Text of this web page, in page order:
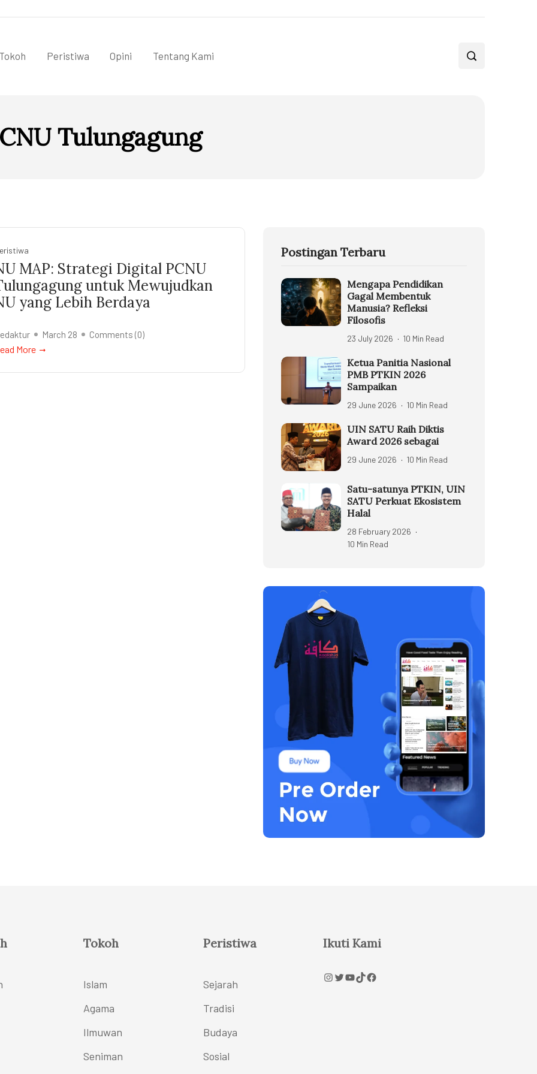
Peristiwa Opini Tentang Kami
Tulungagung
MAP: Strategi Digital PCNU
untuk Mewujudkan
yang Lebih Berdaya
March 28 Comments (0)
More
Postingan Terbaru
Mengapa Pendidikan
Gagal Membentuk
Manusia? Refleksi
Filosofis
23 July 2026 10 Min Read
Ketua Panitia Nasional
PMB PTKIN 2026
Sampaikan
29 June 2026 10 Min Read
UIN SATU Raih Diktis
Award 2026 sebagai
29 June 2026 10 Min Read
Satu-satunya PTKIN, UIN
SATU Perkuat Ekosistem
Halal
28 February 2026
10 Min Read
Tokoh
Islam
Agama
Ilmuwan
Seniman
Peristiwa
Sejarah
Tradisi
Budaya
Sosial
Ikuti Kami